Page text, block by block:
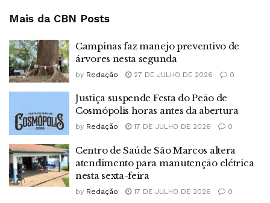
Mais da CBN Posts
Campinas faz manejo preventivo de
árvores nesta segunda
by Redação 27 DE JULHO DE 2026 0
Justiça suspende Festa do Peão de
Cosmópolis horas antes da abertura
by Redação 17 DE JULHO DE 2026 0
Centro de Saúde São Marcos altera
atendimento para manutenção elétrica
nesta sexta-feira
by Redação 17 DE JULHO DE 2026 0